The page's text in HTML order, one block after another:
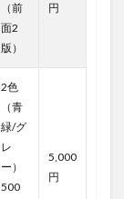
（前
面2
版）
円
2色
（青
緑/グ
レ
ー）
500
5,000
円